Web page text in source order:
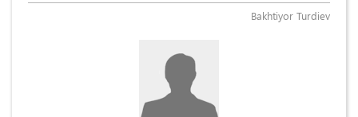
Bakhtiyor Turdiev